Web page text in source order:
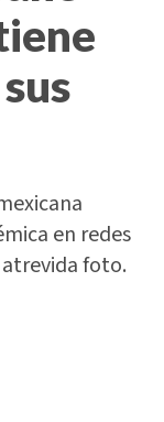
en redes
foto.